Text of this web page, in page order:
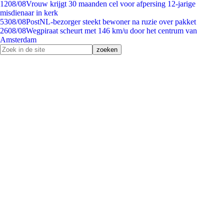
1208/08Vrouw krijgt 30 maanden cel voor afpersing 12-jarige
misdienaar in kerk
5308/08PostNL-bezorger steekt bewoner na ruzie over pakket
2608/08Wegpiraat scheurt met 146 km/u door het centrum van
Amsterdam